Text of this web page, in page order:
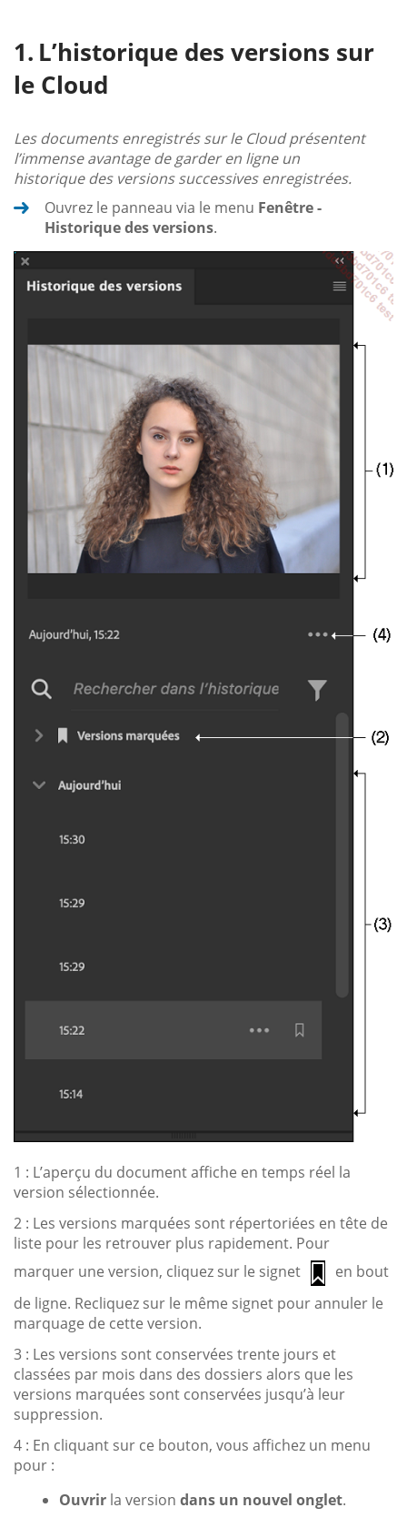
L’historique des versions sur
le Cloud
Les documents enregistrés sur le Cloud présentent
l’immense avantage de garder en ligne un
historique des versions successives enregistrées.
Ouvrez le panneau via le menu Fenêtre -
Historique des versions.
1 : L’aperçu du document affiche en temps réel la
version sélectionnée.
2 : Les versions marquées sont répertoriées en tête de
liste pour les retrouver plus rapidement. Pour
marquer une version, cliquez sur le signet
en bout
de ligne. Recliquez sur le même signet pour annuler le
marquage de cette version.
3 : Les versions sont conservées trente jours et
classées par mois dans des dossiers alors que les
versions marquées sont conservées jusqu’à leur
suppression.
4 : En cliquant sur ce bouton, vous affichez un menu
pour :
Ouvrir la version dans un nouvel onglet.